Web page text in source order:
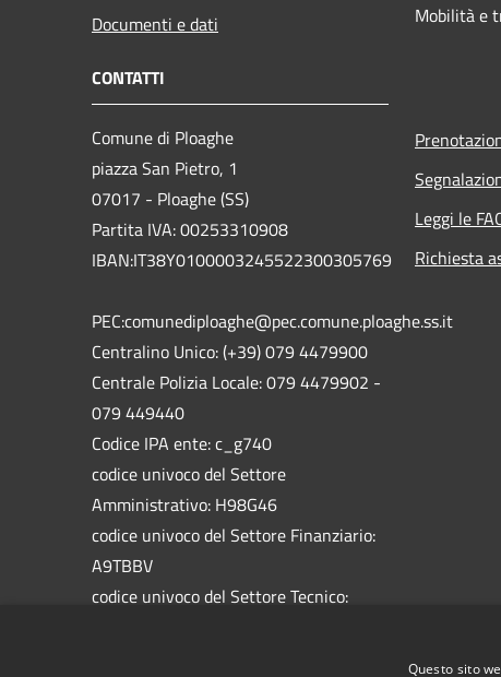
Documenti e dati
Mobilità e
CONTATTI
Comune di Ploaghe
piazza San Pietro, 1
07017 - Ploaghe (SS)
Partita IVA: 00253310908
IBAN:IT38Y0100003245522300305769
PEC:comunediploaghe@pec.comune.ploaghe.ss.it
Centralino Unico: (+39) 079 4479900
Centrale Polizia Locale: 079 4479902 -
079 449440
Codice IPA ente: c_g740
codice univoco del Settore
Amministrativo: H98G46
codice univoco del Settore Finanziario:
A9TBBV
codice univoco del Settore Tecnico:
Leggi le
Richiesta
Questo sito